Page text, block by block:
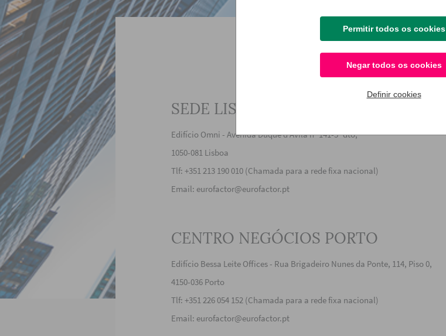
SEDE LISBOA
Edifício Omni - Avenida Duque d’Avila nº 141-3º dto,
1050-081 Lisboa
Tlf: +351 213 190 010 (Chamada para a rede fixa nacional)
Email: eurofactor@eurofactor.pt
CENTRO NEGÓCIOS PORTO
Edifício Bessa Leite Offices - Rua Brigadeiro Nunes da Ponte, 114, Piso 0,
4150-036 Porto
Tlf: +351 226 054 152 (Chamada para a rede fixa nacional)
Email: eurofactor@eurofactor.pt
Permitir todos os cookies
Negar todos os cookies
Definir cookies